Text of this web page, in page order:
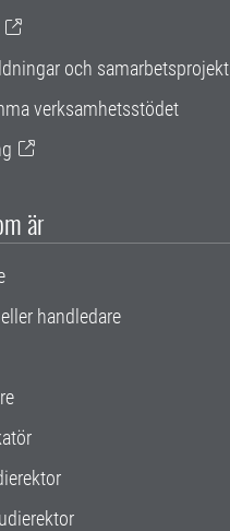
och samarbetsprojekt
verksamhetsstödet
är
handledare